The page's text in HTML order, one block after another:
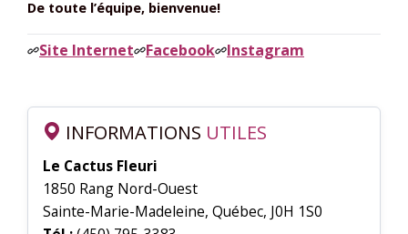
De toute l’équipe, bienvenue!
Site Internet Facebook Instagram
INFORMATIONS UTILES
Le Cactus Fleuri
1850 Rang Nord-Ouest
Sainte-Marie-Madeleine, Québec, J0H 1S0